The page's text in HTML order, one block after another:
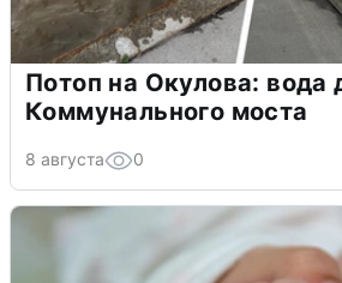
Потоп на Окулова: вода
Коммунального моста
8 августа 0